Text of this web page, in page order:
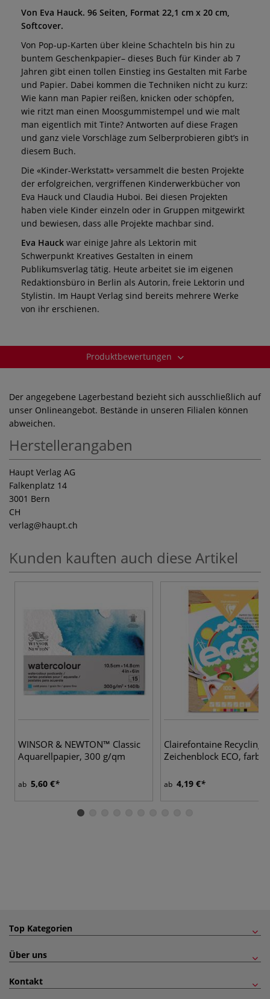
Von Eva Hauck. 96 Seiten, Format 22,1 cm x 20 cm,
Softcover.
Von Pop-up-Karten über kleine Schachteln bis hin zu
buntem Geschenkpapier– dieses Buch für Kinder ab 7
Jahren gibt einen tollen Einstieg ins Gestalten mit Farbe
und Papier. Dabei kommen die Techniken nicht zu kurz:
Wie kann man Papier reißen, knicken oder schöpfen,
wie ritzt man einen Moosgummistempel und wie malt
man eigentlich mit Tinte? Antworten auf diese Fragen
und ganz viele Vorschläge zum Selberprobieren gibt’s in
diesem Buch.
Die «Kinder-Werkstatt» versammelt die besten Projekte
der erfolgreichen, vergriffenen Kinderwerkbücher von
Eva Hauck und Claudia Huboi. Bei diesen Projekten
haben viele Kinder einzeln oder in Gruppen mitgewirkt
und bewiesen, dass alle Projekte machbar sind.
Eva Hauck war einige Jahre als Lektorin mit
Schwerpunkt Kreatives Gestalten in einem
Publikumsverlag tätig. Heute arbeitet sie im eigenen
Redaktionsbüro in Berlin als Autorin, freie Lektorin und
Stylistin. Im Haupt Verlag sind bereits mehrere Werke
von ihr erschienen.
Produktbewertungen
Der angegebene Lagerbestand bezieht sich ausschließlich auf
unser Onlineangebot. Bestände in unseren Filialen können
abweichen.
Herstellerangaben
Haupt Verlag AG
Falkenplatz 14
3001 Bern
CH
verlag@haupt.ch
Kunden kauften auch diese Artikel
WINSOR & NEWTON™ Classic
Aquarellpapier, 300 g/qm
ab 5,60 €
Clairefontaine Recycling
Zeichenblock ECO, farbig
ab 4,19 €
Top Kategorien
Über uns
Kontakt